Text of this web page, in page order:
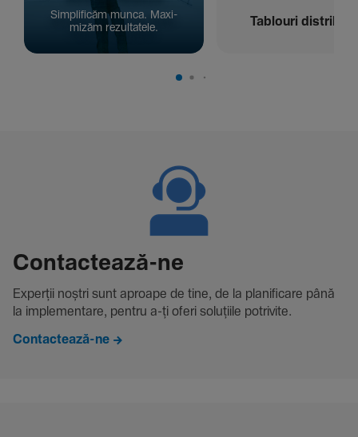
Simpli­ficăm munca. Maxi­
mizăm rezul­ta­tele.
Tablouri
Contac­tează-ne
Experții noștri sunt aproape de tine, de la plani­fi­care până
la imple­men­tare, pentru a-ți oferi solu­țiile potri­vite.
Contactează-ne